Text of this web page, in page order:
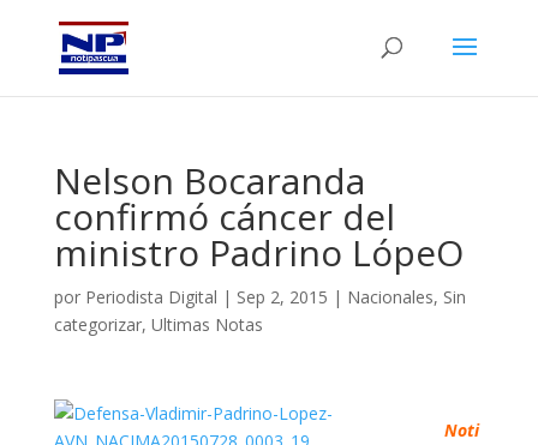
Nelson Bocaranda
confirmó cáncer del
ministro Padrino LópeO
por Periodista Digital | Sep 2, 2015 | Nacionales, Sin
categorizar, Ultimas Notas
Noti